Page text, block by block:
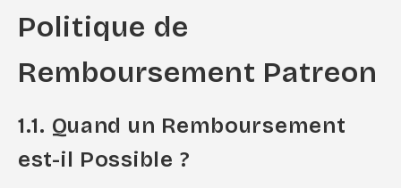
Politique de
Remboursement Patreon
1.1. Quand un Remboursement
est-il Possible ?